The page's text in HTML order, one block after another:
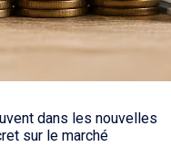
dans les nouvelles
sur le marché